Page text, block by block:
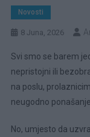
Novosti
8 Juna, 2026
Svi smo se barem
nepristojni ili
na poslu,
neugodno
No, umjesto da